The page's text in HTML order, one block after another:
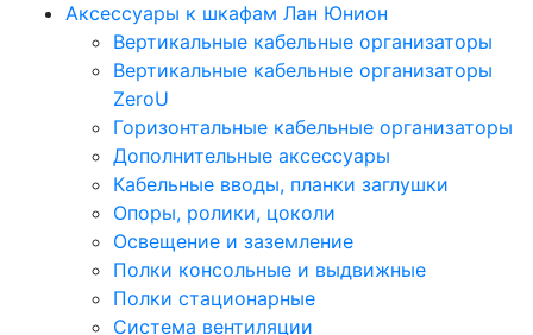
Аксессуары к шкафам Лан Юнион
Вертикальные кабельные организаторы
Вертикальные кабельные организаторы
ZeroU
Горизонтальные кабельные организаторы
Дополнительные аксессуары
Кабельные вводы, планки заглушки
Опоры, ролики, цоколи
Освещение и заземление
Полки консольные и выдвижные
Полки стационарные
Система вентиляции